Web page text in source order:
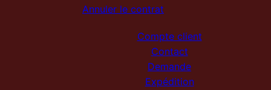
Annuler le contrat
Compte client
Contact
Demande
Expédition